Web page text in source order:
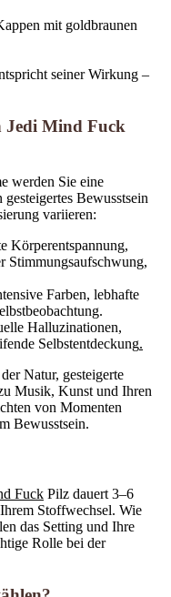
mit goldbraunen
seiner Wirkung –
Jedi Mind Fuck
werden Sie eine
Bewusstsein
variieren:
Körperentspannung,
Stimmungsaufschwung,
Farben, lebhafte
Halluzinationen,
Selbstentdeckung.
Natur, gesteigerte
Musik, Kunst und Ihren
von Momenten
Bewusstsein.
Fuck Pilz dauert 3–6
Stoffwechsel. Wie
das Setting und Ihre
Rolle bei der